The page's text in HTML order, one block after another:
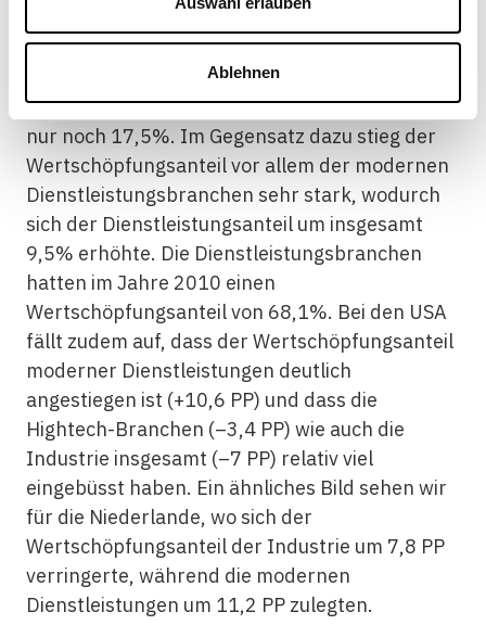
Ablehnen
Hightech-Industrien; der Industriebereich
verlor insgesamt 9,4 PP, und sein
Wertschöpfungsanteil betrug im Jahre 2010
nur noch 17,5%. Im Gegensatz dazu stieg der
Wertschöpfungsanteil vor allem der modernen
Dienstleistungsbranchen sehr stark, wodurch
sich der Dienstleistungsanteil um insgesamt
9,5% erhöhte. Die Dienstleistungsbranchen
hatten im Jahre 2010 einen
Wertschöpfungsanteil von 68,1%. Bei den USA
fällt zudem auf, dass der Wertschöpfungsanteil
moderner Dienstleistungen deutlich
angestiegen ist (+10,6 PP) und dass die
Hightech-Branchen (–3,4 PP) wie auch die
Industrie insgesamt (–7 PP) relativ viel
eingebüsst haben. Ein ähnliches Bild sehen wir
für die Niederlande, wo sich der
Wertschöpfungsanteil der Industrie um 7,8 PP
verringerte, während die ­modernen
Dienstleistungen um 11,2 PP ­zulegten.